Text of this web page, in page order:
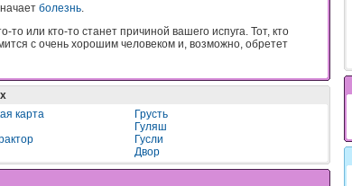
болезнь.
или кто-то станет причиной вашего испуга. Тот, кто
с очень хорошим человеком и, возможно, обретет
карта
Грусть
Гуляш
Гусли
Двор